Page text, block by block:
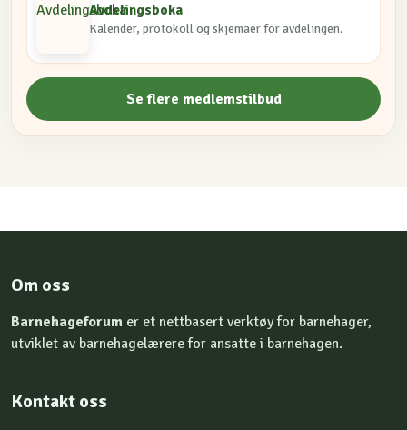
Avdelingsboka
Kalender, protokoll og skjemaer for avdelingen.
Se flere medlemstilbud
Om oss
Barnehageforum er et nettbasert verktøy for barnehager,
utviklet av barnehagelærere for ansatte i barnehagen.
Kontakt oss